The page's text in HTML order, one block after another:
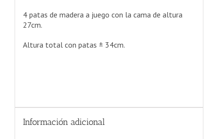
4 patas de madera a juego con la cama de altura
27cm.
Altura total con patas ± 34cm.
Información adicional